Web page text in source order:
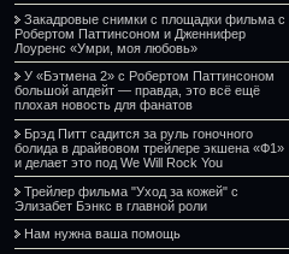
Закадровые снимки с площадки фильма с
Робертом Паттинсоном и Дженнифер
Лоуренс «Умри, моя любовь»
У «Бэтмена 2» с Робертом Паттинсоном
большой апдейт — правда, это всё ещё
плохая новость для фанатов
Брэд Питт садится за руль гоночного
болида в драйвовом трейлере экшена «Ф1»
и делает это под We Will Rock You
Трейлер фильма "Уход за кожей" с
Элизабет Бэнкс в главной роли
Нам нужна ваша помощь